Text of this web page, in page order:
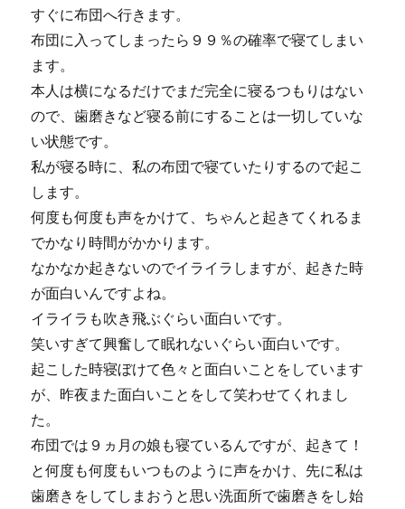
すぐに布団へ行きます。
布団に入ってしまったら９９％の確率で寝てしまい
ます。
本人は横になるだけでまだ完全に寝るつもりはない
ので、歯磨きなど寝る前にすることは一切していな
い状態です。
私が寝る時に、私の布団で寝ていたりするので起こ
します。
何度も何度も声をかけて、ちゃんと起きてくれるま
でかなり時間がかかります。
なかなか起きないのでイライラしますが、起きた時
が面白いんですよね。
イライラも吹き飛ぶぐらい面白いです。
笑いすぎて興奮して眠れないぐらい面白いです。
起こした時寝ぼけて色々と面白いことをしています
が、昨夜また面白いことをして笑わせてくれまし
た。
布団では９ヵ月の娘も寝ているんですが、起きて！
と何度も何度もいつものように声をかけ、先に私は
歯磨きをしてしまおうと思い洗面所で歯磨きをし始